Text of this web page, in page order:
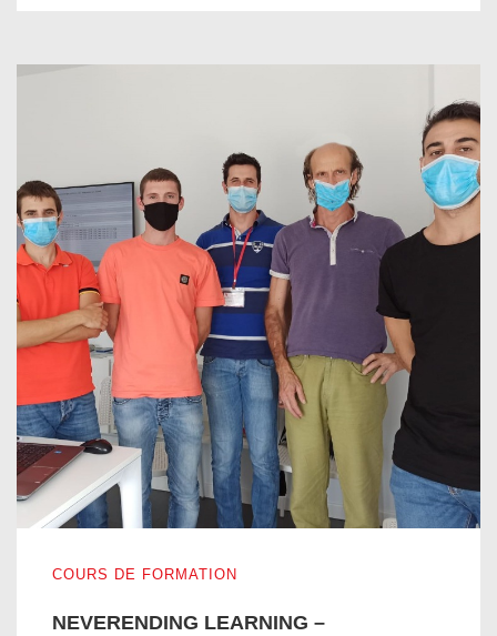
COURS DE FORMATION
NEVERENDING LEARNING –